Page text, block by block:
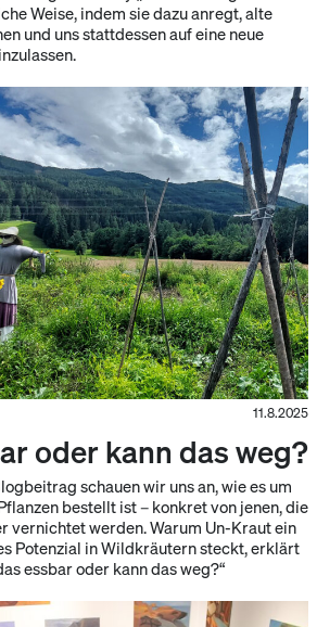
Weise, indem sie dazu anregt, alte
und uns stattdessen auf eine neue
11.8.2025
oder kann das weg?
schauen wir uns an, wie es um
bestellt ist – konkret von jenen, die
vernichtet werden. Warum Un-Kraut ein
Potenzial in Wildkräutern steckt, erklärt
essbar oder kann das weg?“